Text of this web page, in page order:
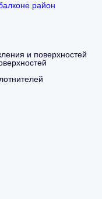
район
и поверхностей